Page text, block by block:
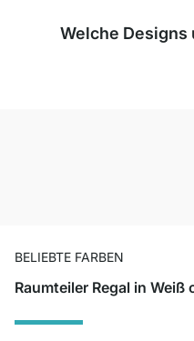
Welche Designs
BELIEBTE FARBEN
Raumteiler Regal in Weiß